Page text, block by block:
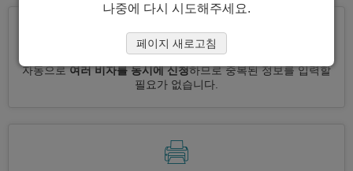
자동으로여러 비자를 동시에 신청하므로 중복된 정보를 입력할
필요가 없습니다.
나중에 다시 시도해주세요.
페이지 새로고침